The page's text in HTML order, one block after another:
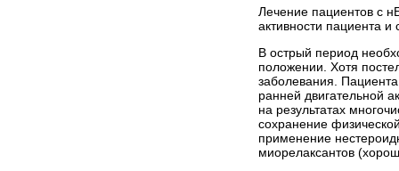
Лечение пациентов с
активности пациента
В острый период
положении. Хотя
заболевания.
ранней двигательной
на результатах
сохранение
применение
мио­релаксантов